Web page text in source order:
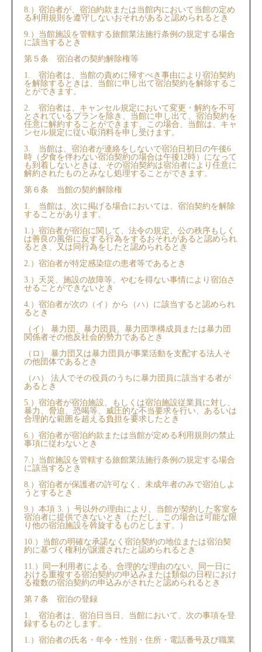
8.）宿泊者が、宿泊約款または当館内において当館の定め
る利用規則を遵守しないおそれがあると認められるとき
9.）当館施設を管轄する旅館業法施行条例の規定する場合
に該当するとき
第５条 宿泊者の契約解除権等
1. 宿泊者は、当館の責めに帰すべき事由により宿泊契約
を解除するときは、当館に申し出て宿泊契約を解除するこ
とができます。
2. 宿泊者は、キャンセル規定において変更・解約を不可
とされているプランを除き、当館に申し出て、宿泊契約を
任意に解約することができます。この場合、当館は、キャ
ンセル規定に従い取消料を申し受けます。
3. 当館は、宿泊者が連絡をしないで宿泊日初日の午後6
時（夕食を伴わない宿泊契約の場合は午後12時）になって
も到着しないときは、その宿泊契約は宿泊者により任意に
解約されたものとみなし処理することができます。
第６条 当館の契約解除権
1. 当館は、次に掲げる場合においては、宿泊契約を解除
することがあります。
1.）宿泊者が宿泊に関して、法令の規定、公の秩序もしく
は善良の風俗に反する行為をするおそれがあると認められ
るとき、⼜は同行為をしたと認められるとき
2.）宿泊者が特定感染症の患者等であるとき
3.）天災、施設の故障等、やむを得ない事情により宿泊さ
せることができないとき
4.）宿泊者が次の（イ）から（ハ）に該当すると認められ
るとき
（イ） 暴力団、暴力団員、暴力団準構成員または暴力団
関係者その他反社会的勢力であるとき
（ロ） 暴力団⼜は暴力団員が事業活動を支配する法人そ
の他団体であるとき
（ハ） 法人でその役員のうちに暴力団員に該当する者が
あるとき
5.）宿泊者が宿泊施設、もしくは宿泊施設従業員に対し、
暴力、脅迫、恐喝等、威圧的な不当要求を行い、あるいは
合理的な範囲を超える負担を要求したとき
6.）宿泊者が宿泊約款または当館が定める利用規則の禁⽌
事項に従わないとき
7.）当館施設を管轄する旅館業法施行条例の規定する場合
に該当するとき
8.）宿泊者が保護者の許可なく、未成年者のみで宿泊しよ
うとするとき
9.）本項 3. ）号以外の理由により、当館が契約した客室を
宿泊者に提供できないとき（ただし、この場合は可能な限
り他の宿泊施設を斡旋するものとします。）
10.）当館の明確な承諾なく宿泊契約の地位または宿泊契
約に基づく権利が譲渡されたと認められるとき
11.）同一利用者による、合理的な理由のない、同一日に
おける重複する宿泊契約の申込みまたは類似の日程におけ
る複数の宿泊契約の申込みがされたと認められるとき
第７条 宿泊の登録
1. 宿泊者は、宿泊日当日、当館において、次の事項を登
録するものとします。
1.）宿泊者の⽒名・年令・性別・住所・電話番号及び職業